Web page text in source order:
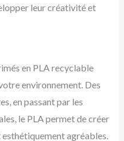
leur créativité et
en PLA recyclable
environnement. Des
en passant par les
le PLA permet de créer
agréables.